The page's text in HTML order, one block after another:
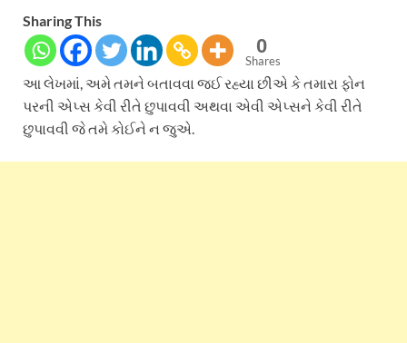
Sharing This
0
Shares
આ લેખમાં, અમે તમને બતાવવા જઈ રહ્યા છીએ કે તમારા ફોન
પરની એપ્સ કેવી રીતે છુપાવવી અથવા એવી એપ્સને કેવી રીતે
છુપાવવી જે તમે કોઈને ન જુએ.